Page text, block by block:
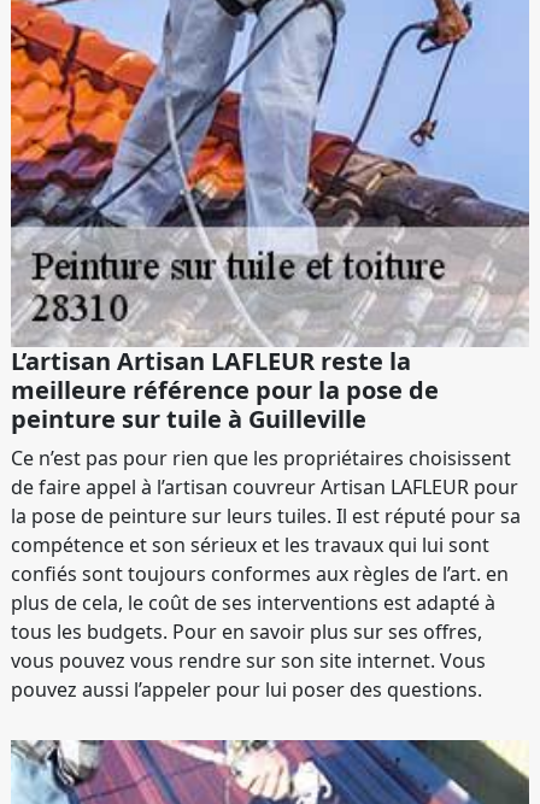
L’artisan Artisan LAFLEUR reste la
meilleure référence pour la pose de
peinture sur tuile à Guilleville
Ce n’est pas pour rien que les propriétaires choisissent
de faire appel à l’artisan couvreur Artisan LAFLEUR pour
la pose de peinture sur leurs tuiles. Il est réputé pour sa
compétence et son sérieux et les travaux qui lui sont
confiés sont toujours conformes aux règles de l’art. en
plus de cela, le coût de ses interventions est adapté à
tous les budgets. Pour en savoir plus sur ses offres,
vous pouvez vous rendre sur son site internet. Vous
pouvez aussi l’appeler pour lui poser des questions.